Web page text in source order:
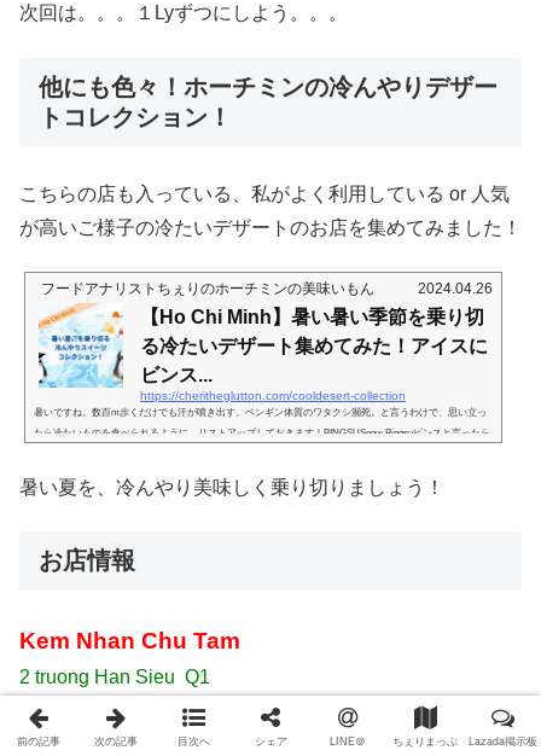
次回は。。。１Lyずつにしよう。。。
他にも色々！ホーチミンの冷んやりデザー
トコレクション！
こちらの店も入っている、私がよく利用している or 人気
が高いご様子の冷たいデザートのお店を集めてみました！
フードアナリストちぇりのホーチミンの美味いもん 2024.04.26
【Ho Chi Minh】暑い暑い季節を乗り切
る冷たいデザート集めてみた！アイスに
ビンス...
https://cheritheglutton.com/cooldesert-collection
暑いですね。数百m歩くだけでも汗が噴き出す。ペンギン体質のワタクシ瀕死。と言うわけで、思い立っ
たら冷たいものを食べられるように、リストアップしておきます！BINGSUSnow Bingsuビンスと言ったら
め。SWENSEN'Sビンスは一店集中だったのに、最近見つけたこちらは秀逸。本来アイスクリーム屋さん
暑い夏を、冷んやり美味しく乗り切りましょう！
お店情報
Kem Nhan Chu Tam
2 truong Han Sieu Q1
Time : 05:00 – 23:30（夜遅くまで賑わってるのは居候君が確認済
みですが、朝は本当にこの時間なのかは不明。13時くらいは開いてま
前の記事 次の記事 目次へ シェア LINE＠ ちぇりまっぷ Lazada掲示板